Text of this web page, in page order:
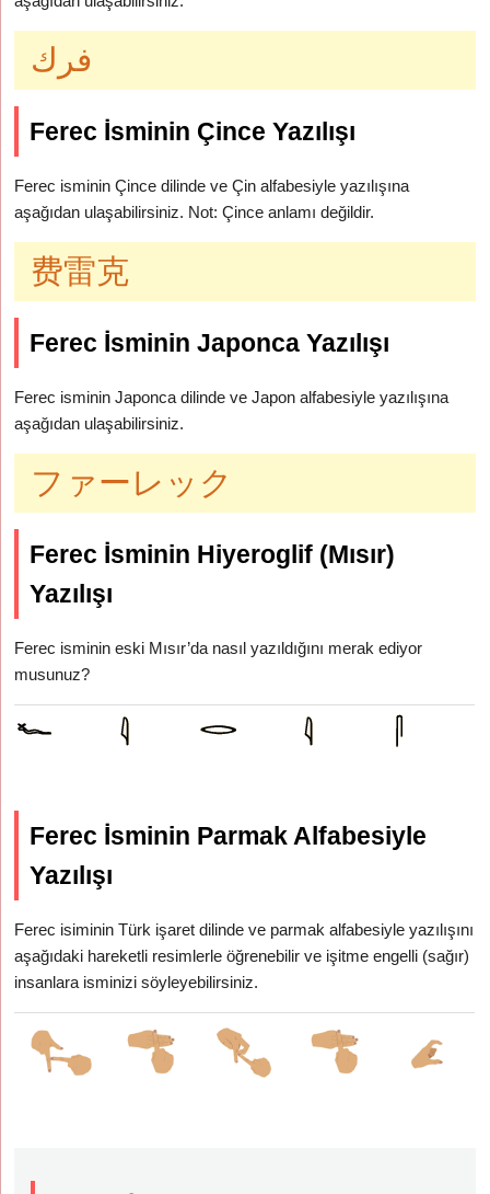
فرك
Ferec İsminin Çince Yazılışı
Ferec isminin Çince dilinde ve Çin alfabesiyle yazılışına
aşağıdan ulaşabilirsiniz. Not: Çince anlamı değildir.
费雷克
Ferec İsminin Japonca Yazılışı
Ferec isminin Japonca dilinde ve Japon alfabesiyle yazılışına
aşağıdan ulaşabilirsiniz.
ファーレック
Ferec İsminin Hiyeroglif (Mısır)
Yazılışı
Ferec isminin eski Mısır’da nasıl yazıldığını merak ediyor
musunuz?
Ferec İsminin Parmak Alfabesiyle
Yazılışı
Ferec isiminin Türk işaret dilinde ve parmak alfabesiyle yazılışını
aşağıdaki hareketli resimlerle öğrenebilir ve işitme engelli (sağır)
insanlara isminizi söyleyebilirsiniz.